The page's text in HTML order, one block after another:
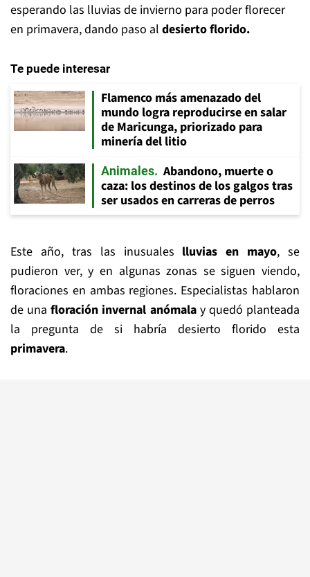
esperando las lluvias de invierno para poder florecer
en primavera, dando paso al desierto florido.
Te puede interesar
Flamenco más amenazado del
mundo logra reproducirse en salar
de Maricunga, priorizado para
minería del litio
Animales
Abandono, muerte o
caza: los destinos de los galgos tras
ser usados en carreras de perros
Este año, tras las inusuales lluvias en mayo, se
pudieron ver, y en algunas zonas se siguen viendo,
floraciones en ambas regiones. Especialistas hablaron
de unafloración invernal anómalay quedó planteada
la pregunta de si habría desierto florido esta
primavera.